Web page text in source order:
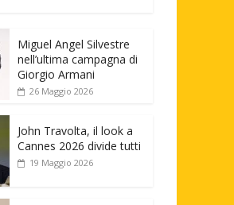
Miguel Angel Silvestre
nell’ultima campagna di
Giorgio Armani
26 Maggio 2026
John Travolta, il look a
Cannes 2026 divide tutti
19 Maggio 2026